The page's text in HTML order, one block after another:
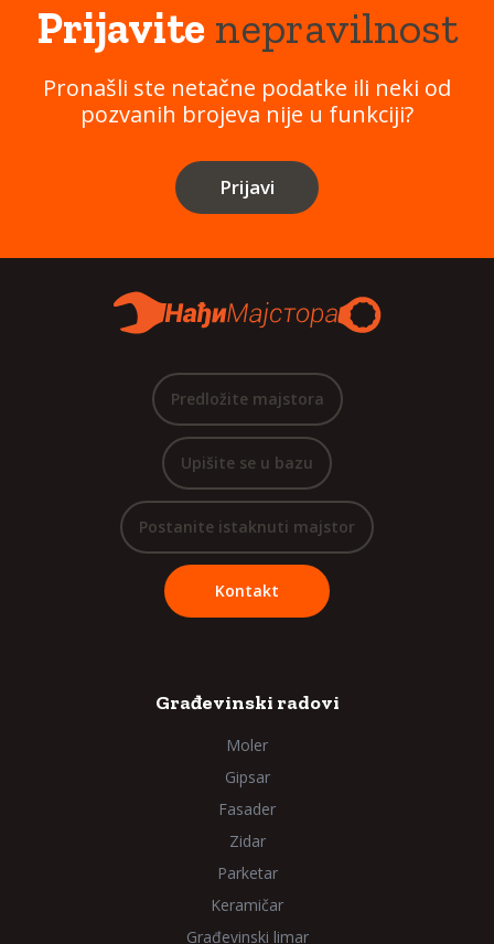
Prijavitenepravilnost
Pronašli ste netačne podatke ili neki od
pozvanih brojeva nije u funkciji?
Prijavi
Predložite majstora
Upišite se u bazu
Postanite istaknuti majstor
Kontakt
Građevinski radovi
Moler
Gipsar
Fasader
Zidar
Parketar
Keramičar
Građevinski limar